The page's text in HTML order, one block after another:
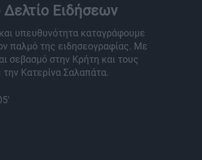
Δελτίο Ειδήσεων
υπευθυνότητα καταγράφουμε
παλμό της ειδησεογραφίας. Με
σεβασμό στην Κρήτη και τους
την Κατερίνα Σαλαπάτα.